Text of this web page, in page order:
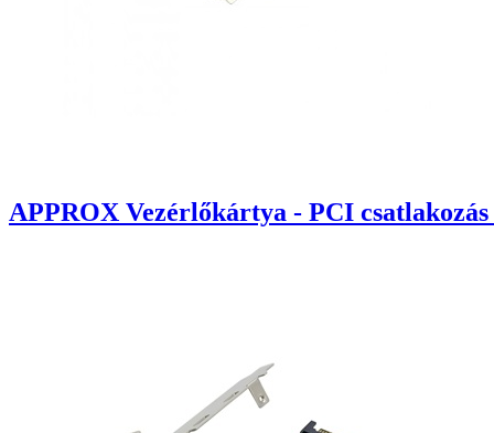
APPROX Vezérlőkártya - PCI